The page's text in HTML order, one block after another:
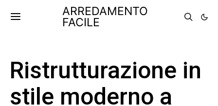
ARREDAMENTO
FACILE
Ristrutturazione in
stile moderno a